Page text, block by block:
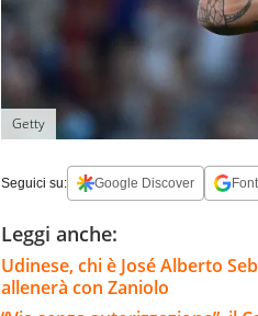
Getty
Seguici su: Google Discover
Leggi anche:
Udinese, chi è José Alberto
allenerà con Zaniolo